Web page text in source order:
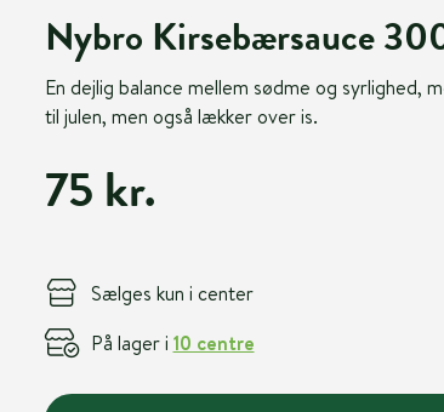
Nybro Kirsebærsauce
En dejlig balance mellem sødme og
til julen, men også lækker over is.
75 kr.
Sælges kun i center
På lager i 10 centre